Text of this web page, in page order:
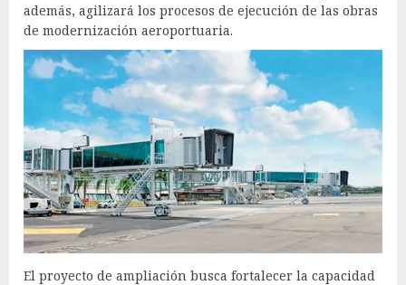
además, agilizará los procesos de ejecución de las obras
de modernización aeroportuaria.
El proyecto de ampliación busca fortalecer la capacidad